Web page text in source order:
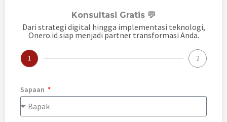
Konsultasi Gratis 💬
Dari strategi digital hingga implementasi teknologi,
Onero.id siap menjadi partner transformasi Anda.
1 2
Sapaan